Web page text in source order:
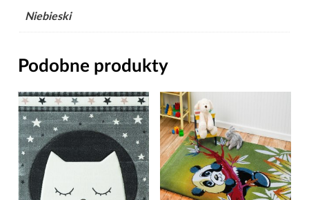
Niebieski
Podobne produkty